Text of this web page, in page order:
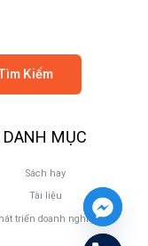
Kiếm
DANH MỤC
Sách hay
Tài liệu
triển doanh nghiệp